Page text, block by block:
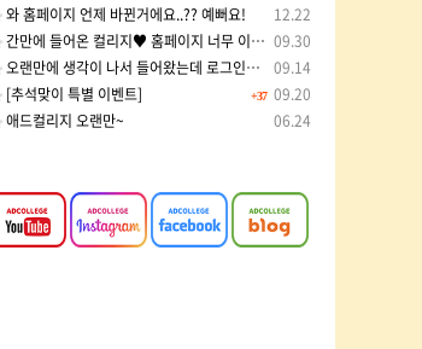
12.22
와 홈페이지 언제 바뀐거에요..?? 예뻐요!
09.30
간만에 들어온 컬리지♥ 홈페이지 너무 이쁜 거 아니에요…
09.14
오랜만에 생각이 나서 들어왔는데 로그인이 되다니 감동의…
+37 09.20
[추석맞이 특별 이벤트]
06.24
애드컬리지 오랜만~